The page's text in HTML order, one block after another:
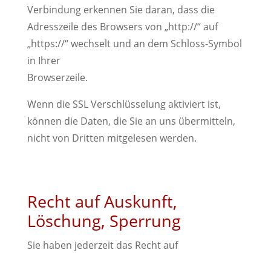
Verbindung erkennen Sie daran, dass die
Adresszeile des Browsers von „http://“ auf
„https://“ wechselt und an dem Schloss-Symbol
in Ihrer
Browserzeile.
Wenn die SSL Verschlüsselung aktiviert ist,
können die Daten, die Sie an uns übermitteln,
nicht von Dritten mitgelesen werden.
Recht auf Auskunft,
Löschung, Sperrung
Sie haben jederzeit das Recht auf